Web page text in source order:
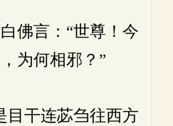
佛言：“世尊！今
为何相邪？”
目干连苾刍往西方